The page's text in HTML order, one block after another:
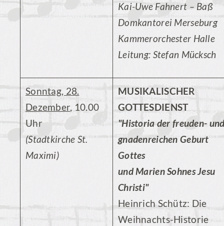
Kai-Uwe Fahnert – Baß
Domkantorei Merseburg
Kammerorchester Halle
Leitung: Stefan Mücksch
Sonntag, 28.
Dezember, 10.00
Uhr
(Stadtkirche St.
Maximi)
MUSIKALISCHER
GOTTESDIENST
"Historia der freuden-
gnadenreichen Geburt
Gottes
und Marien Sohnes Jesu
Christi"
Heinrich Schütz: Die
Weihnachts-Historie